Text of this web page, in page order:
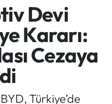
Devi
Kararı:
Cezaya
Türkiye’de
Fikstür